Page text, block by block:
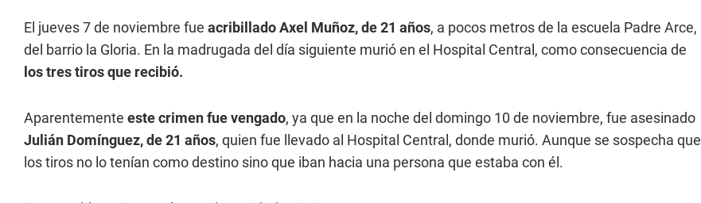
El jueves 7 de noviembre fue acribillado Axel Muñoz, de 21 años, a pocos metros de la escuela Padre Arce,
del barrio la Gloria. En la madrugada del día siguiente murió en el Hospital Central, como consecuencia de
los tres tiros que recibió.
Aparentemente este crimen fue vengado, ya que en la noche del domingo 10 de noviembre, fue asesinado
Julián Domínguez, de 21 años, quien fue llevado al Hospital Central, donde murió. Aunque se sospecha que
los tiros no lo tenían como destino sino que iban hacia una persona que estaba con él.